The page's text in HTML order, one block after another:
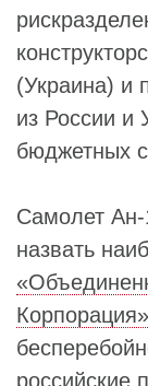
(Украина) и
из России и
бюджетных
Самолет
назвать
российские